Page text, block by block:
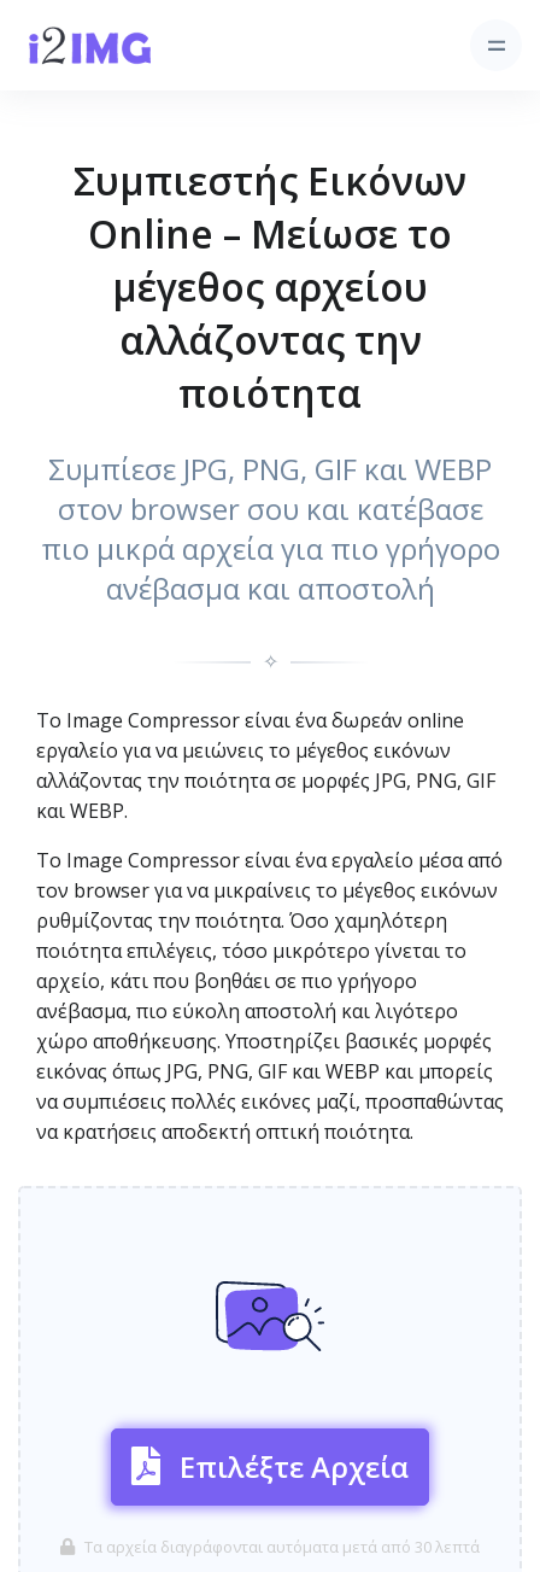
Συμπιεστής Εικόνων
Online – Μείωσε το
μέγεθος αρχείου
αλλάζοντας την
ποιότητα
Συμπίεσε JPG, PNG, GIF και WEBP
στον browser σου και κατέβασε
πιο μικρά αρχεία για πιο γρήγορο
ανέβασμα και αποστολή
✧
Το Image Compressor είναι ένα δωρεάν online
εργαλείο για να μειώνεις το μέγεθος εικόνων
αλλάζοντας την ποιότητα σε μορφές JPG, PNG, GIF
και WEBP.
Το Image Compressor είναι ένα εργαλείο μέσα από
τον browser για να μικραίνεις το μέγεθος εικόνων
ρυθμίζοντας την ποιότητα. Όσο χαμηλότερη
ποιότητα επιλέγεις, τόσο μικρότερο γίνεται το
αρχείο, κάτι που βοηθάει σε πιο γρήγορο
ανέβασμα, πιο εύκολη αποστολή και λιγότερο
χώρο αποθήκευσης. Υποστηρίζει βασικές μορφές
εικόνας όπως JPG, PNG, GIF και WEBP και μπορείς
να συμπιέσεις πολλές εικόνες μαζί, προσπαθώντας
να κρατήσεις αποδεκτή οπτική ποιότητα.
Επιλέξτε Αρχεία
Τα αρχεία διαγράφονται αυτόματα μετά από 30 λεπτά